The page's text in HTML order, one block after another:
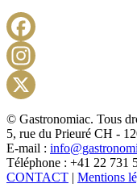
© Gastronomiac. Tous
5, rue du Prieuré CH -
E-mail :
Téléphone : +41 22 731
CONTACT | Mentions